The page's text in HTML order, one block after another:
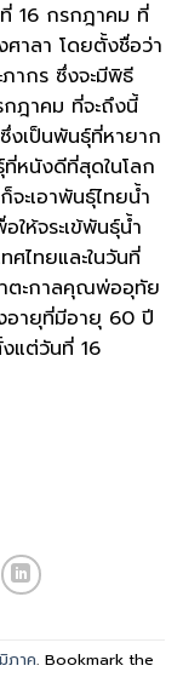
16 กรกฎาคม ที่
ศาลา โดยตั้งชื่อว่า
ากร ซึ่งจะมีพิธี
กฎาคม ที่จะถึงนี้
งเป็นพันธุ์ที่หายาก
หนังดีที่สุดในโลก
ะเอาพันธุ์ไทยน้ำ
ให้จระเข้พันธุ์น้ำ
ไทยและในวันที่
ตะกาลคุณพ่ออุทัย
อายุที่มีอายุ 60 ปี
แต่วันที่ 16
ภาค. Bookmark the